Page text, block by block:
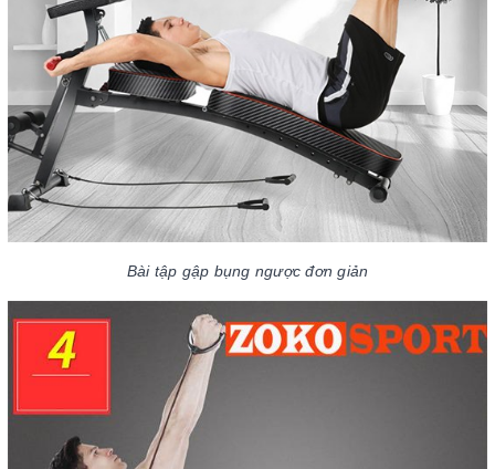
Bài tập gập bụng ngược đơn giản